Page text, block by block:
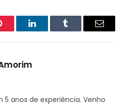
LinkedInTumblr Email
5 anos de experiência. Venho